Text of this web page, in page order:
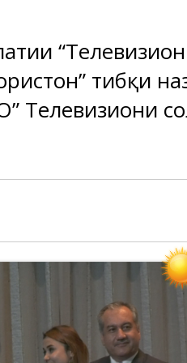
тибқи
Телевизиони